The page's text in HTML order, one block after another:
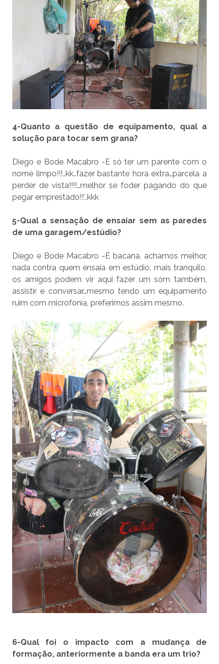
4-Quanto a questão de equipamento, qual a
solução para tocar sem grana?
Diego e Bode Macabro -E só ter um parente com o
nome limpo!!!..kk..fazer bastante hora extra…parcela a
perder de vista!!!!…melhor se foder pagando do que
pegar emprestado!!’..kkk
5-Qual a sensação de ensaiar sem as paredes
de uma garagem/estúdio?
Diego e Bode Macabro -É bacana, achamos melhor,
nada contra quem ensaia em estúdio, mais tranquilo,
os amigos podem vir aqui fazer um som também,
assistir e conversar…mesmo tendo um equipamento
ruim com microfonia, preferimos assim mesmo.
6-Qual foi o impacto com a mudança de
formação, anteriormente a banda era um trio?